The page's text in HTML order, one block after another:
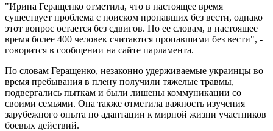
"Ирина Геращенко отметила, что в настоящее время
существует проблема с поиском пропавших без вести, однако
этот вопрос остается без сдвигов. По ее словам, в настоящее
время более 400 человек считаются пропавшими без вести", -
говорится в сообщении на сайте парламента.
По словам Геращенко, незаконно удерживаемые украинцы во
время пребывания в плену получили тяжелые травмы,
подвергались пыткам и были лишены коммуникации со
своими семьями. Она также отметила важность изучения
зарубежного опыта по адаптации к мирной жизни участников
боевых действий.